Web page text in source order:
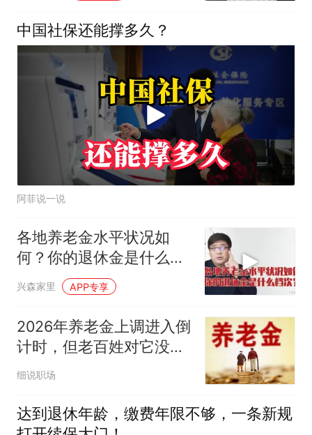
中国社保还能撑多久？
阿菲说一说
各地养老金水平状况如
何？你的退休金是什么档
次？
兴森家里 APP专享
2026年养老金上调进入倒
计时，但老百姓对它没有
了以往的期待
细说职场
达到退休年龄，缴费年限不够，一条新规